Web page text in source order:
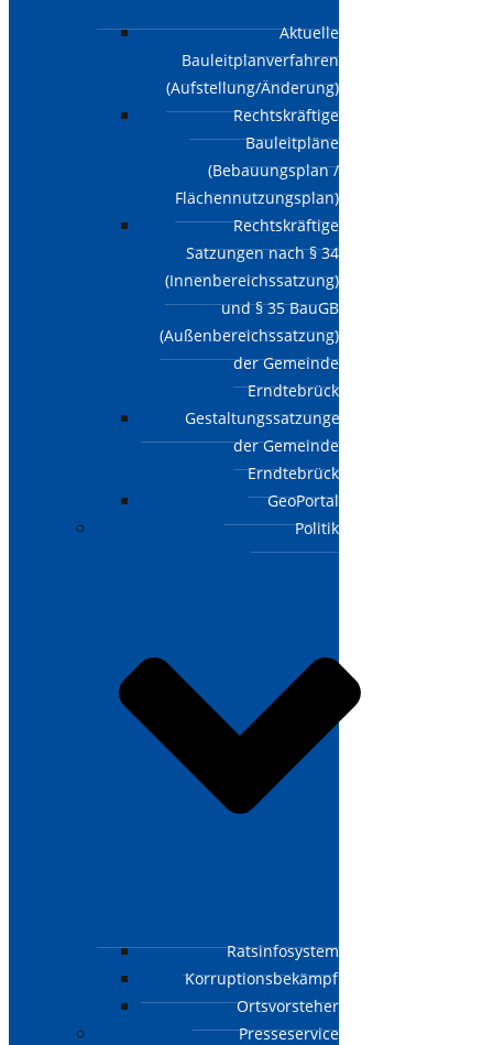
Aktuelle
Bauleitplanverfahren
(Aufstellung/Änderung)
Rechtskräftige
Bauleitpläne
(Bebauungsplan /
Flächennutzungsplan)
Rechtskräftige
Satzungen nach § 34
(Innenbereichssatzung)
und § 35 BauGB
(Außenbereichssatzung)
der Gemeinde
Erndtebrück
Gestaltungssatzungen
der Gemeinde
Erndtebrück
GeoPortal
Politik
Ratsinfosystem
Korruptionsbekämpfungsgesetz
Ortsvorsteher
Presseservice